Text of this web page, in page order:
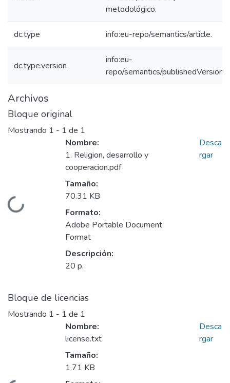
metodológico.
dc.type info:eu-repo/semantics/article.
dc.type.version
info:eu-
repo/semantics/publishedVersion
Archivos
Bloque original
Mostrando 1 - 1 de 1
Cargando...
Nombre:
1. Religion, desarrollo y
cooperacion.pdf
Tamaño:
70.31 KB
Formato:
Adobe Portable Document
Format
Descripción:
20 p.
Desca
rgar
Bloque de licencias
Mostrando 1 - 1 de 1
Nombre:
license.txt
Tamaño:
1.71 KB
Desca
rgar